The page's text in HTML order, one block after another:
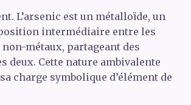
L’arsenic est un métalloïde, un
intermédiaire entre les
métaux, partageant des
deux. Cette nature ambivalente
charge symbolique d’élément de